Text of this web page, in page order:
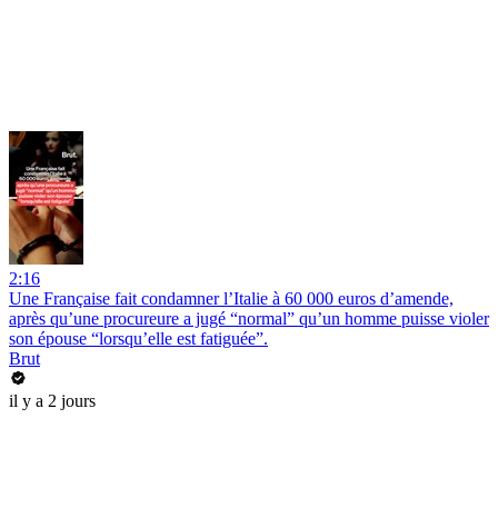
2:16
Une Française fait condamner l’Italie à 60 000 euros d’amende,
après qu’une procureure a jugé “normal” qu’un homme puisse violer
son épouse “lorsqu’elle est fatiguée”.
Brut
il y a 2 jours